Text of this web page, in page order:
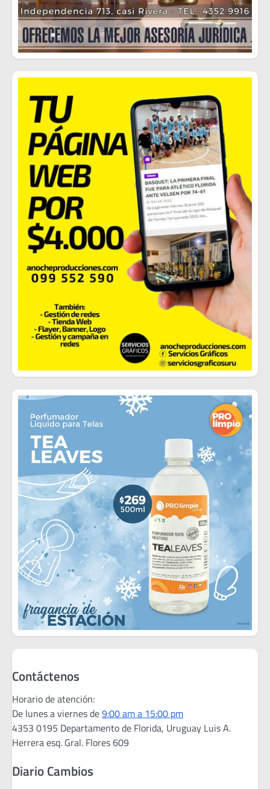
Contáctenos
Horario de atención:
De lunes a viernes de9:00 am a 15:00 pm
4353 0195 Departamento de Florida, Uruguay Luis A.
Herrera esq. Gral. Flores 609
Diario Cambios